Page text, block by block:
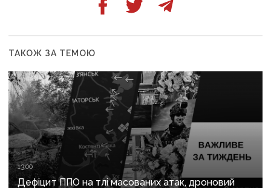
ТАКОЖ ЗА ТЕМОЮ
13:00
Дефіцит ППО на тлі масованих атак, дроновий